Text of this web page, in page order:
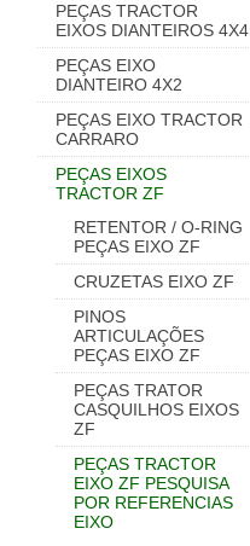
PEÇAS TRACTOR
EIXOS DIANTEIROS 4X4
PEÇAS EIXO
DIANTEIRO 4X2
PEÇAS EIXO TRACTOR
CARRARO
PEÇAS EIXOS
TRACTOR ZF
RETENTOR / O-RING
PEÇAS EIXO ZF
CRUZETAS EIXO ZF
PINOS
ARTICULAÇÕES
PEÇAS EIXO ZF
PEÇAS TRATOR
CASQUILHOS EIXOS
ZF
PEÇAS TRACTOR
EIXO ZF PESQUISA
POR REFERENCIAS
EIXO